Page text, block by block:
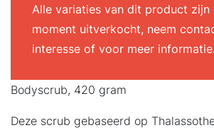
Alle variaties van dit product zijn
moment uitverkocht, neem
interesse of voor meer informatie.
Bodyscrub, 420 gram
Deze scrub gebaseerd op